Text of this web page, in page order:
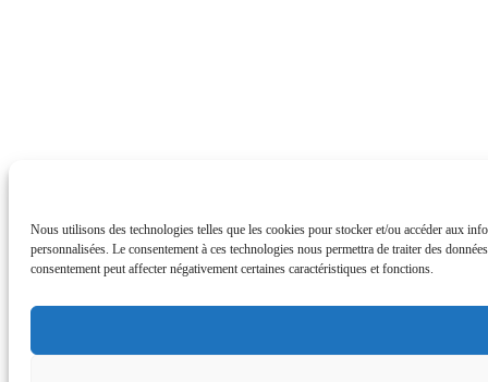
Nous utilisons des technologies telles que les cookies pour stocker et/ou accéder aux
personnalisées. Le consentement à ces technologies nous permettra de traiter des
consentement peut affecter négativement certaines caractéristiques et fonctions.